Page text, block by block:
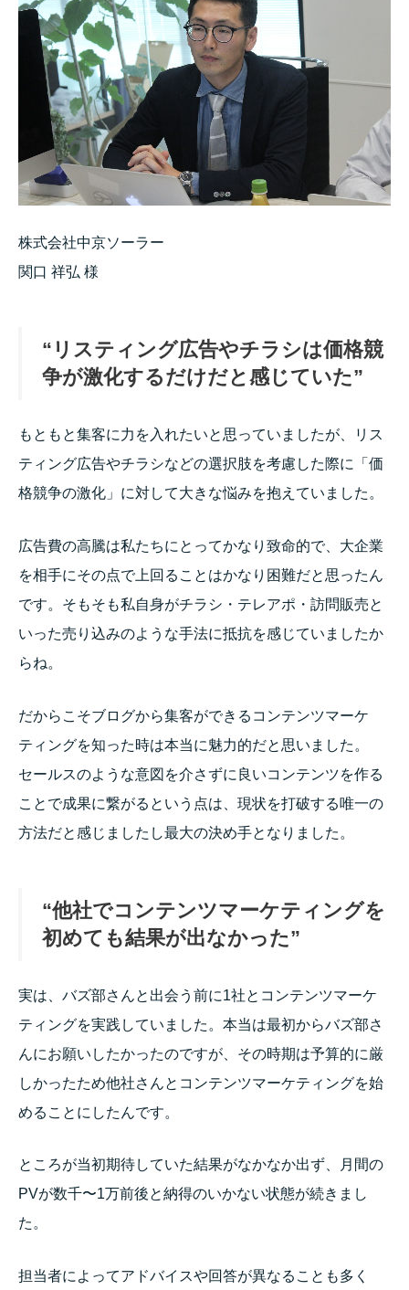
株式会社中京ソーラー
関口 祥弘 様
“リスティング広告やチラシは価格競
争が激化するだけだと感じていた”
もともと集客に力を入れたいと思っていましたが、リス
ティング広告やチラシなどの選択肢を考慮した際に「価
格競争の激化」に対して大きな悩みを抱えていました。
広告費の高騰は私たちにとってかなり致命的で、大企業
を相手にその点で上回ることはかなり困難だと思ったん
です。そもそも私自身がチラシ・テレアポ・訪問販売と
いった売り込みのような手法に抵抗を感じていましたか
らね。
だからこそブログから集客ができるコンテンツマーケ
ティングを知った時は本当に魅力的だと思いました。
セールスのような意図を介さずに良いコンテンツを作る
ことで成果に繋がるという点は、現状を打破する唯一の
方法だと感じましたし最大の決め手となりました。
“他社でコンテンツマーケティングを
初めても結果が出なかった”
実は、バズ部さんと出会う前に1社とコンテンツマーケ
ティングを実践していました。本当は最初からバズ部さ
んにお願いしたかったのですが、その時期は予算的に厳
しかったため他社さんとコンテンツマーケティングを始
めることにしたんです。
ところが当初期待していた結果がなかなか出ず、月間の
PVが数千〜1万前後と納得のいかない状態が続きまし
た。
担当者によってアドバイスや回答が異なることも多く